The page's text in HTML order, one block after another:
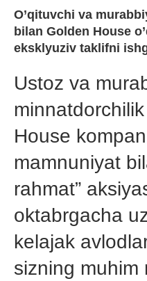
O’qituvchi va
bilan Golden House
eksklyuziv taklifni
Ustoz va
House
mamnuniyat
rahmat”
oktabrgacha
kelajak
sizning muhim